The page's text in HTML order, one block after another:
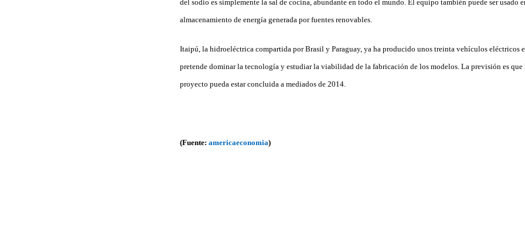
del sodio es simplemente la sal de cocina, abundante en todo el mundo. El equipo también puede ser usado
almacenamiento de energía generada por fuentes renovables.
Itaipú, la hidroeléctrica compartida por Brasil y Paraguay, ya ha producido unos treinta vehículos eléctricos
pretende dominar la tecnología y estudiar la viabilidad de la fabricación de los modelos. La previsión es que
proyecto pueda estar concluida a mediados de 2014.
(Fuente: americaeconomia)